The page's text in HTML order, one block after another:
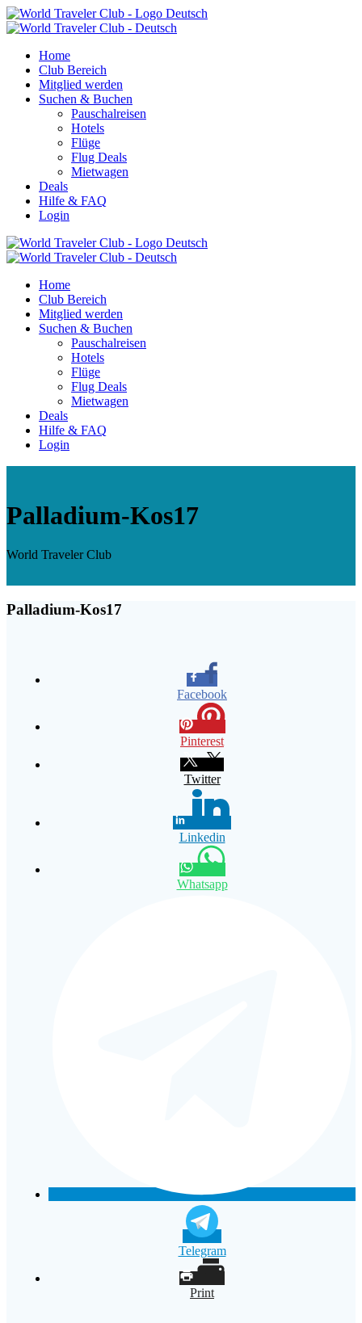
Zum
Inhalt
Home
Club Bereich
Mitglied werden
Suchen & Buchen
Pauschalreisen
Hotels
Flüge
Flug Deals
Mietwagen
Deals
Hilfe & FAQ
Login
Home
Club Bereich
Mitglied werden
Suchen & Buchen
Pauschalreisen
Hotels
Flüge
Flug Deals
Mietwagen
Deals
Hilfe & FAQ
Login
Palladium-Kos17
World Traveler Club
Palladium-Kos17
Facebook
Pinterest
Twitter
Linkedin
Whatsapp
Telegram
Print